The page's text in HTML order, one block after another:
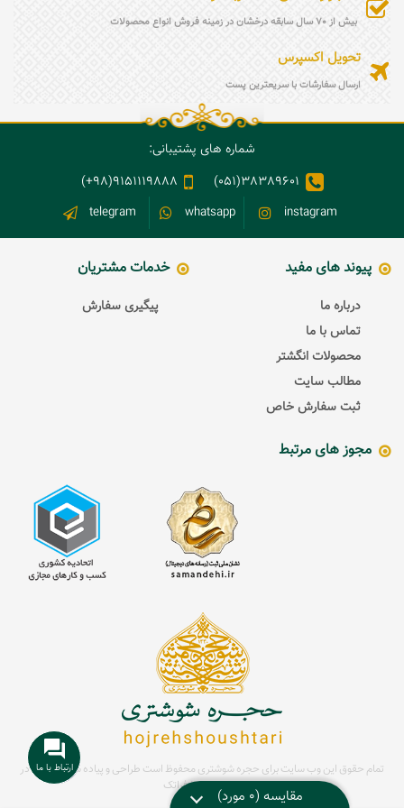
بیش از 70 سال سابقه درخشان در زمینه فروش انواع محصولات
تحویل اکسپرس
ارسال سفارشات با سریعترین پست
شماره های پشتیبانی:
38389601(051)
9151119888(98+)
instagram
whatsapp
telegram
پیوند های مفید
درباره ما
تماس با ما
محصولات انگشتر
مطالب سایت
ثبت سفارش خاص
خدمات مشتریان
پیگیری سفارش
مجوز های مرتبط
تمام حقوق این وب سایت برای حجره شوشتری محفوظ است طراحی و پیاده سازی سایت در
مشهد توسطفراتک